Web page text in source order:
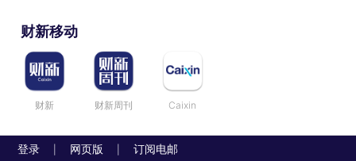
财新移动
财新 财新周刊 Caixin
登录 网页版 订阅电邮